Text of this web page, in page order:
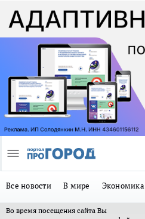
Все новости В мире Экономика
Во время посещения сайта Вы